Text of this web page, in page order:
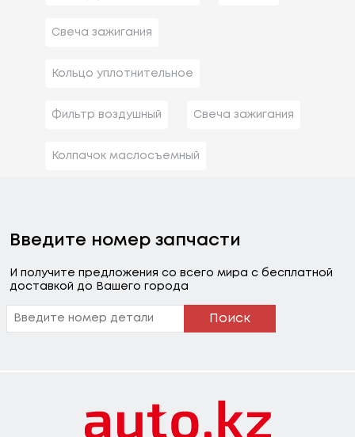
Свеча зажигания
Кольцо уплотнительное
Фильтр воздушный Свеча зажигания
Колпачок маслосъемный
Введите номер запчасти
И получите предложения со всего мира с бесплатной
доставкой до Вашего города
Поиск